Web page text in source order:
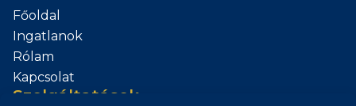
Főoldal
Ingatlanok
Rólam
Kapcsolat
Szolgáltatások